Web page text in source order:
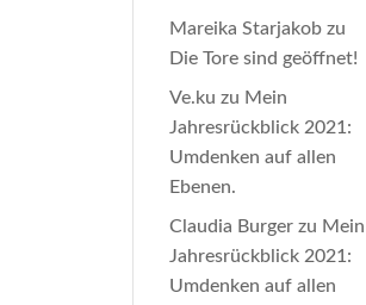
Mareika Starjakobzu
Die Tore sind geöffnet!
Ve.ku zu Mein
Jahresrückblick 2021:
Umdenken auf allen
Ebenen.
Claudia Burgerzu Mein
Jahresrückblick 2021:
Umdenken auf allen